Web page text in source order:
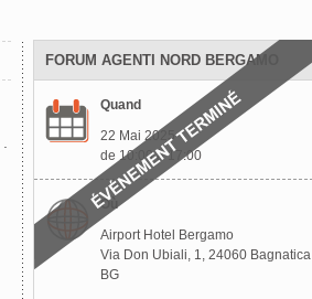
FORUM AGENTI NORD BERGAMO
Quand
22 Mai 2025
de 10:00 à 17:00
Où
Airport Hotel Bergamo
Via Don Ubiali, 1, 24060 Bagnatica
BG